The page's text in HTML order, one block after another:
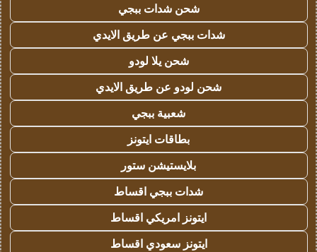
شحن شدات ببجي
شدات ببجي عن طريق الايدي
شحن يلا لودو
شحن لودو عن طريق الايدي
شعبية ببجي
بطاقات ايتونز
بلايستيشن ستور
شدات ببجي اقساط
ايتونز امريكي اقساط
ايتونز سعودي اقساط